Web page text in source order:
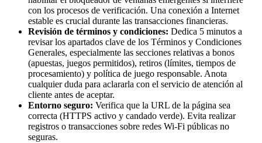
con los procesos de verificación. Una conexión a Internet
estable es crucial durante las transacciones financieras.
Revisión de términos y condiciones: Dedica 5 minutos a
revisar los apartados clave de los Términos y Condiciones
Generales, especialmente las secciones relativas a bonos
(apuestas, juegos permitidos), retiros (límites, tiempos de
procesamiento) y política de juego responsable. Anota
cualquier duda para aclararla con el servicio de atención al
cliente antes de aceptar.
Entorno seguro: Verifica que la URL de la página sea
correcta (HTTPS activo y candado verde). Evita realizar
registros o transacciones sobre redes Wi-Fi públicas no
seguras.